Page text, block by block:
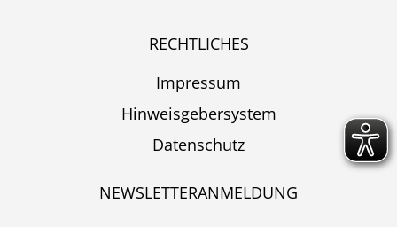
RECHTLICHES
Impressum
Hinweisgebersystem
Datenschutz
NEWSLETTERANMELDUNG